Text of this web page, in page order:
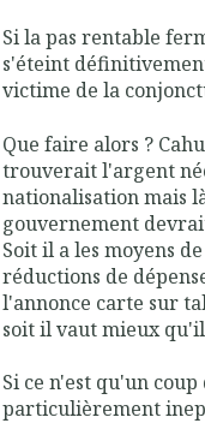
Si la pas rentable
s'éteint
victime de la
Que faire alors ?
trouverait l'argent
nationalisation mais
gouvernement
Soit il a les moyens
réductions de
l'annonce carte sur
soit il vaut mieux qu'il
Si ce n'est qu'un
particulièrement